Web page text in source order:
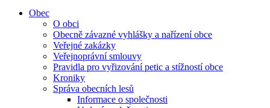
Obec
O obci
Obecně závazné vyhlášky a nařízení obce
Veřejné zakázky
Veřejnoprávní smlouvy
Pravidla pro vyřizování petic a stížností obce
Kroniky
Správa obecních lesů
Informace o společnosti